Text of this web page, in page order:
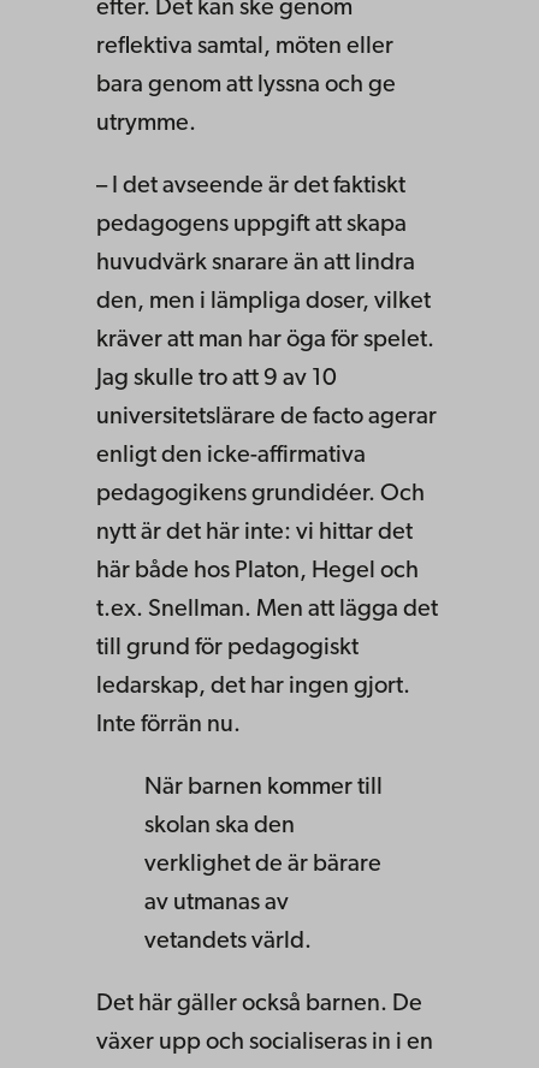
efter. Det kan ske genom
reflektiva samtal, möten eller
bara genom att lyssna och ge
utrymme.
– I det avseende är det faktiskt
pedagogens uppgift att skapa
huvudvärk snarare än att lindra
den, men i lämpliga doser, vilket
kräver att man har öga för spelet.
Jag skulle tro att 9 av 10
universitetslärare de facto agerar
enligt den icke-affirmativa
pedagogikens grundidéer. Och
nytt är det här inte: vi hittar det
här både hos Platon, Hegel och
t.ex. Snellman. Men att lägga det
till grund för pedagogiskt
ledarskap, det har ingen gjort.
Inte förrän nu.
När barnen kommer till
skolan ska den
verklighet de är bärare
av utmanas av
vetandets värld.
Det här gäller också barnen. De
växer upp och socialiseras in i en